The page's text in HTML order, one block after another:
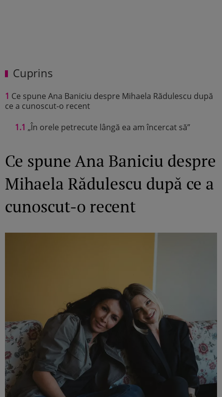
Cuprins
1 Ce spune Ana Baniciu despre Mihaela Rădulescu după
ce a cunoscut-o recent
1.1 „În orele petrecute lângă ea am încercat să”
Ce spune Ana Baniciu despre
Mihaela Rădulescu după ce a
cunoscut-o recent